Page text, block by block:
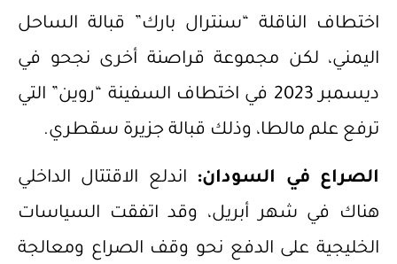
اختطاف الناقلة “سنترال بارك” قبالة الساحل
اليمني، لكن مجموعة قراصنة أخرى نجحو في
ديسمبر 2023 في اختطاف السفينة “روين” التي
ترفع علم مالطا، وذلك قبالة جزيرة سقطري.
الصراع في السودان: اندلع الاقتتال الداخلي
هناك في شهر أبريل، وقد اتفقت السياسات
الخليجية على الدفع نحو وقف الصراع ومعالجة